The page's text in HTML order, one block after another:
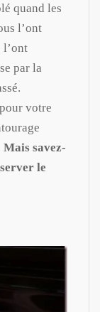
quand les
l’ont
l’ont
par la
votre
Mais savez-
le